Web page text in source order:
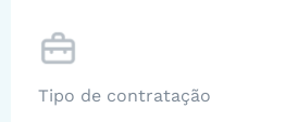
Tipo de contratação